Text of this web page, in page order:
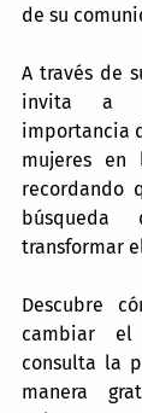
de su
A través de
invita a
importancia
mujeres en
recordando
búsqueda
transformar
Descubre
cambiar
consulta la
manera